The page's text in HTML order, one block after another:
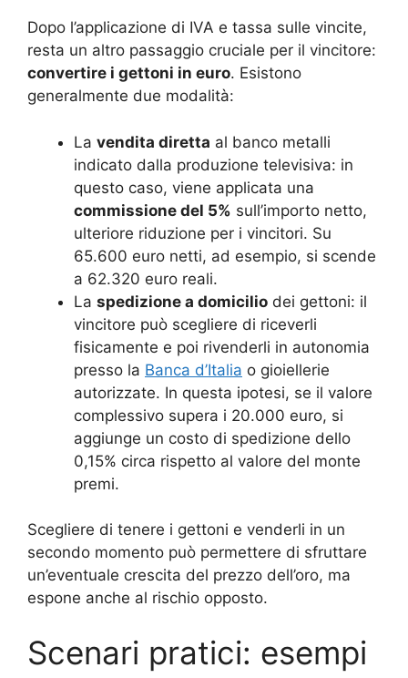
Dopo l’applicazione di IVA e tassa sulle vincite,
resta un altro passaggio cruciale per il vincitore:
convertire i gettoni in euro. Esistono
generalmente due modalità:
La vendita diretta al banco metalli
indicato dalla produzione televisiva: in
questo caso, viene applicata una
commissione del 5% sull’importo netto,
ulteriore riduzione per i vincitori. Su
65.600 euro netti, ad esempio, si scende
a 62.320 euro reali.
La spedizione a domicilio dei gettoni: il
vincitore può scegliere di riceverli
fisicamente e poi rivenderli in autonomia
presso la Banca d’Italia o gioiellerie
autorizzate. In questa ipotesi, se il valore
complessivo supera i 20.000 euro, si
aggiunge un costo di spedizione dello
0,15% circa rispetto al valore del monte
premi.
Scegliere di tenere i gettoni e venderli in un
secondo momento può permettere di sfruttare
un’eventuale crescita del prezzo dell’oro, ma
espone anche al rischio opposto.
Scenari pratici: esempi